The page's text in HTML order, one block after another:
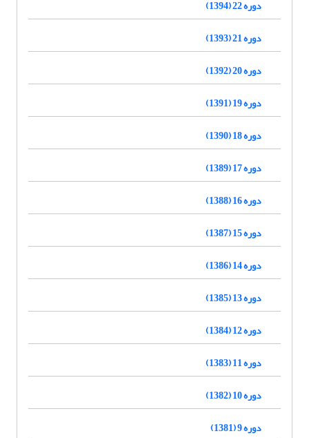
دوره 22 (1394)
دوره 21 (1393)
دوره 20 (1392)
دوره 19 (1391)
دوره 18 (1390)
دوره 17 (1389)
دوره 16 (1388)
دوره 15 (1387)
دوره 14 (1386)
دوره 13 (1385)
دوره 12 (1384)
دوره 11 (1383)
دوره 10 (1382)
دوره 9 (1381)